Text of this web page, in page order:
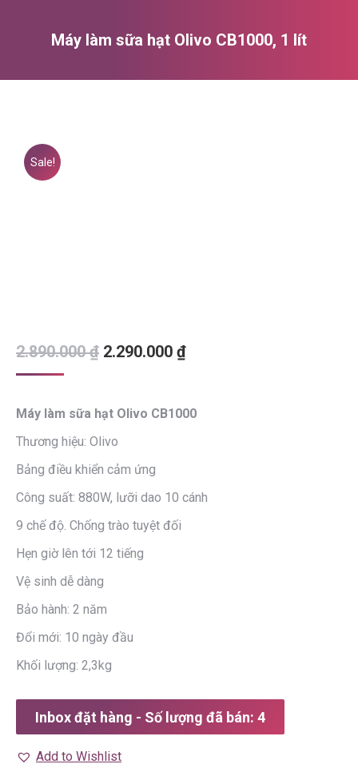
Máy làm sữa hạt Olivo CB1000, 1 lít
Sale!
2.890.000₫ Original
2.890.000 ₫.
2.290.000 ₫Current
2.290.000 ₫.
Máy làm sữa hạt Olivo CB1000
Thương hiệu: Olivo
Bảng điều khiển cảm ứng
Công suất: 880W, lưỡi dao 10 cánh
9 chế độ. Chống trào tuyệt đối
Hẹn giờ lên tới 12 tiếng
Vệ sinh dễ dàng
Bảo hành: 2 năm
Đổi mới: 10 ngày đầu
Khối lượng: 2,3kg
Inbox đặt hàng - Số lượng đã bán: 4
Add to Wishlist